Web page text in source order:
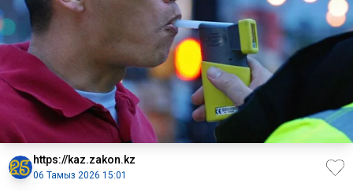
https://kaz.zakon.kz
06 Тамыз 2026 15:01